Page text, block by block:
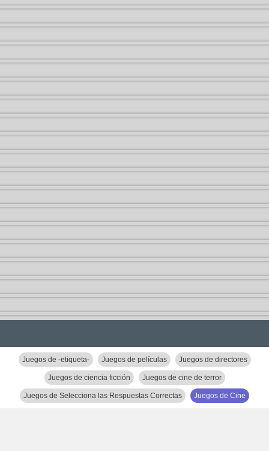
Juegos de -etiqueta- Juegos de películas Juegos de directores
Juegos de ciencia ficción Juegos de cine de terror
Juegos de Selecciona las Respuestas Correctas Juegos de Cine